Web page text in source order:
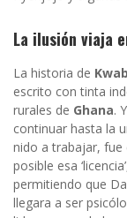
La ilusión viaja
La historia de
escrito con tinta
rurales de Ghana.
continuar hasta la
nido a trabajar, fue
posible esa
permitiendo que
llegara a ser